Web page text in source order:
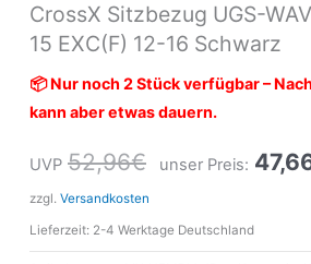
CrossX Sitzbezug UGS-
15 EXC(F) 12-16 Schwarz
📦 Nur noch 2 Stück verfügbar –
kann aber etwas dauern.
UVP 52,96€ unser Preis:
zzgl. Versandkosten
Lieferzeit: 2-4 Werktage Deutschland